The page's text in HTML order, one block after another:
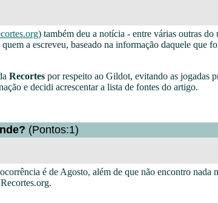
) também deu a notícia - entre várias outras
a escreveu, baseado na informação daquele que
Recortes por respeito ao Gildot, evitando as jogadas
e decidi acrescentar a lista de fontes do artigo.
(Pontos:1)
é de Agosto, além de que não encontro nada